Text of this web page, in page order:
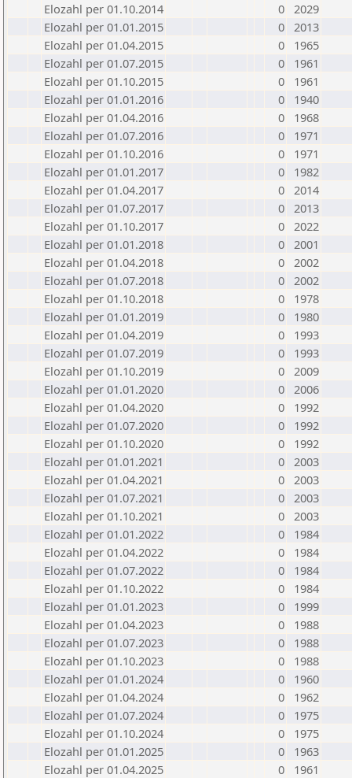
Elozahl per 01.10.2014
0 2029
Elozahl per 01.01.2015
0 2013
Elozahl per 01.04.2015
0
1965
Elozahl per 01.07.2015
0
1961
Elozahl per 01.10.2015
0
1961
Elozahl per 01.01.2016
0
1940
Elozahl per 01.04.2016
0
1968
Elozahl per 01.07.2016
0
1971
Elozahl per 01.10.2016
0
1971
Elozahl per 01.01.2017
0
1982
Elozahl per 01.04.2017
0 2014
Elozahl per 01.07.2017
0 2013
Elozahl per 01.10.2017
0 2022
Elozahl per 01.01.2018
0 2001
Elozahl per 01.04.2018
0 2002
Elozahl per 01.07.2018
0 2002
Elozahl per 01.10.2018
0
1978
Elozahl per 01.01.2019
0
1980
Elozahl per 01.04.2019
0
1993
Elozahl per 01.07.2019
0
1993
Elozahl per 01.10.2019
0 2009
Elozahl per 01.01.2020
0 2006
Elozahl per 01.04.2020
0
1992
Elozahl per 01.07.2020
0
1992
Elozahl per 01.10.2020
0
1992
Elozahl per 01.01.2021
0 2003
Elozahl per 01.04.2021
0 2003
Elozahl per 01.07.2021
0 2003
Elozahl per 01.10.2021
0 2003
Elozahl per 01.01.2022
0
1984
Elozahl per 01.04.2022
0
1984
Elozahl per 01.07.2022
0
1984
Elozahl per 01.10.2022
0
1984
Elozahl per 01.01.2023
0
1999
Elozahl per 01.04.2023
0
1988
Elozahl per 01.07.2023
0
1988
Elozahl per 01.10.2023
0
1988
Elozahl per 01.01.2024
0
1960
Elozahl per 01.04.2024
0
1962
Elozahl per 01.07.2024
0
1975
Elozahl per 01.10.2024
0
1975
Elozahl per 01.01.2025
0
1963
Elozahl per 01.04.2025
0
1961